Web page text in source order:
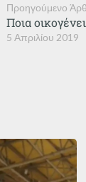
Προηγούμενο
5 Απριλίου 2019
Ποια